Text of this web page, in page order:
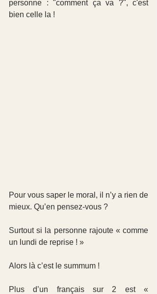
personne : "comment ça va ?", c'est
bien celle la !
Pour vous saper le moral, il n’y a rien de
mieux. Qu’en pensez-vous ?
Surtout si la personne rajoute « comme
un lundi de reprise ! »
Alors là c’est le summum !
Plus d’un français sur 2 est «